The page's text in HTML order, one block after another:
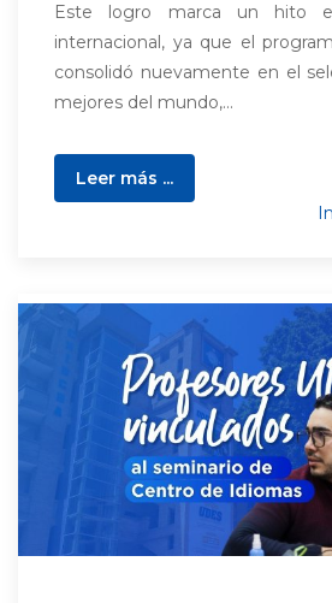
Este logro marca un hito
internacional, ya que el
consolidó nuevamente en el
mejores del mundo,...
Leer más ...